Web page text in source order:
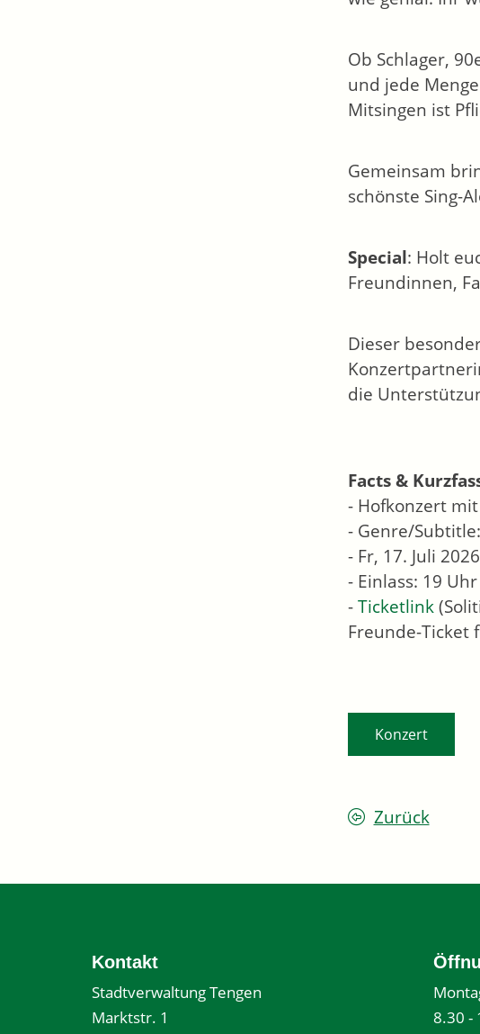
Ob Schlager,
und jede
Mitsingen ist
Gemeinsam
schönste Sing-
Special: Holt
Freundinnen,
Dieser
die
Facts &
- Hofkonzert
- Genre/
- Fr, 17. Juli 2026
- Einlass: 19
-Ticketlink
Freunde-Ticket
Konzert
Zurück
Kontakt
Stadtverwaltung Tengen
Marktstr. 1
8.30 -